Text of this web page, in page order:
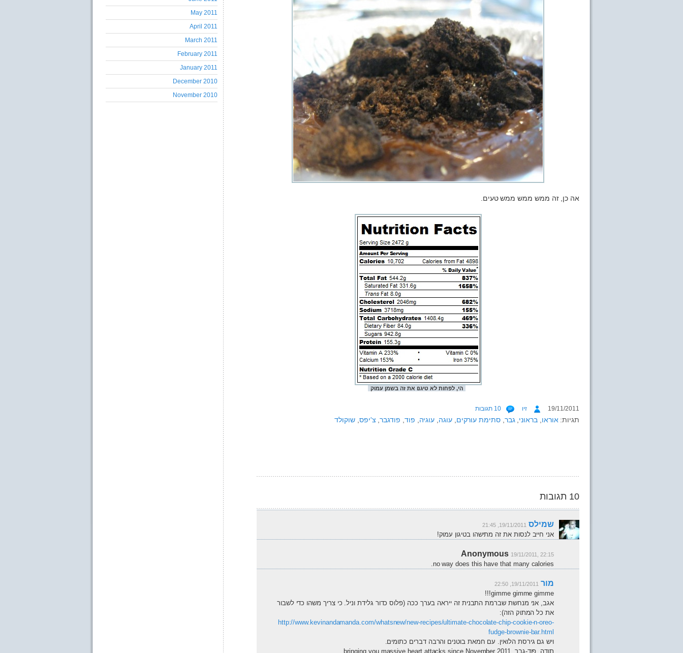
אה כן, זה ממש ממש ממש טעים.
הי, לפחות לא טיגנו את זה בשמן עמוק
19/11/2011 זיו 10 תגובות
תגיות: אוראו ,בראוני ,גבר ,סתימת עורקים ,עוגה עוגיה פוד פודגבר, צ'יפס ,שוקולד
10 תגובות
שמילס 19/11/2011, 21:45
אני חייב לנסות את זה מתישהו בטיגון עמוק!
Anonymous 19/11/2011, 22:15
no way does this have that many calories.
מור 19/11/2011, 22:50
gimme gimme gimme!!!
אגב, אני מנחשת שברמת התבנית זה ייראה בערך ככה (פלוס כדור גלידת וניל. כי צריך משהו כדי לשבור
את כל המתוק הזה):
http://www.kevinandamanda.com/whatsnew/new-recipes/ultimate-chocolate-chip-cookie-n-oreo-
fudge-brownie-bar.html
ויש גם גירסת הלואין. עם חמאת בוטנים והרבה דברים כתומים.
תודה, פוד-גבר. bringing you massive heart attacks since November 2011.
May 2011
April 2011
March 2011
February 2011
January 2011
December 2010
November 2010